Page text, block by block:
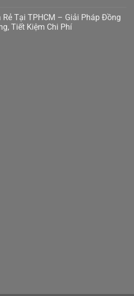
Rẻ Tại TPHCM – Giải Pháp Đồng
Tiết Kiệm Chi Phí